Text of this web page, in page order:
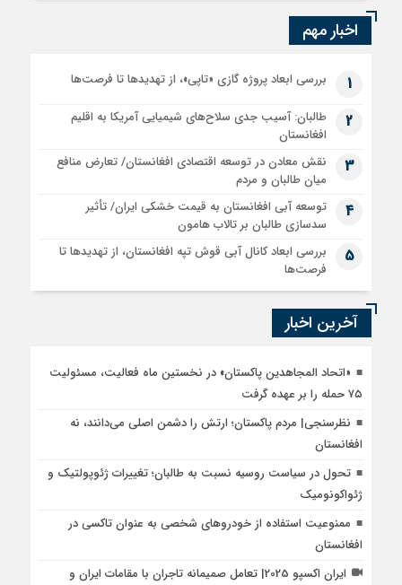
اخبار مهم
1 بررسی ابعاد پروژه گازی «تاپی»، از تهدیدها تا فرصت‌ها
2
طالبان: آسیب جدی سلاح‌های شیمیایی آمریکا به اقلیم
افغانستان
3
نقش معادن در توسعه اقتصادی افغانستان/ تعارض منافع
میان طالبان و مردم
4
توسعه آبی افغانستان به قیمت خشکی ایران/ تأثیر
سدسازی طالبان بر تالاب هامون
5
بررسی ابعاد کانال آبی قوش تپه افغانستان، از تهدیدها تا
فرصت‌ها
آخرین اخبار
«اتحاد المجاهدین پاکستان» در نخستین ماه فعالیت، مسئولیت
۷۵ حمله را بر عهده گرفت
نظرسنجی| مردم پاکستان؛ ارتش را دشمن اصلی می‌دانند، نه
افغانستان
تحول در سیاست روسیه نسبت به طالبان؛ تغییرات ژئوپولتیک و
ژئواکونومیک
ممنوعیت استفاده از خودروهای شخصی به عنوان تاکسی در
افغانستان
ایران اکسپو 2025| تعامل صمیمانه تاجران با مقامات ایران و